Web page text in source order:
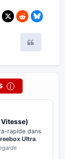
Vitesse)
rapide dans
Ultra.